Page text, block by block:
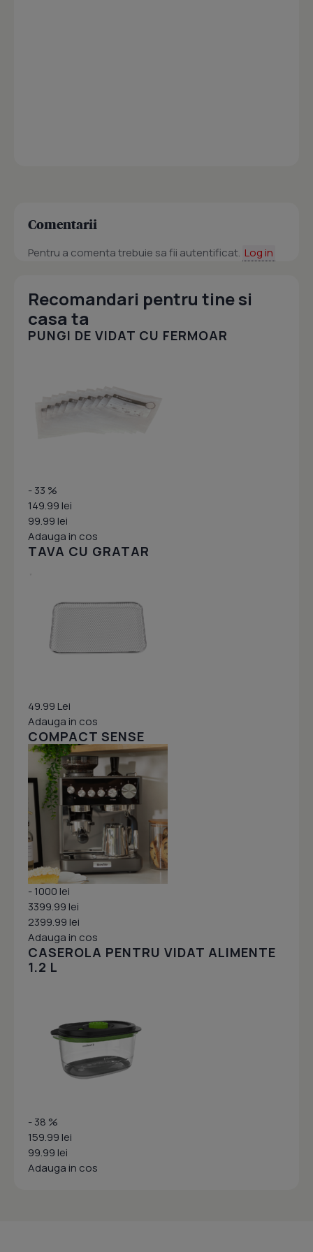
Comentarii
Pentru a comenta trebuie sa fii autentificat. Log in
Recomandari pentru tine si
casa ta
PUNGI DE VIDAT CU FERMOAR
- 33 %
149.99 lei
99.99 lei
Adauga in cos
TAVA CU GRATAR
49.99 Lei
Adauga in cos
COMPACT SENSE
- 1000 lei
3399.99 lei
2399.99 lei
Adauga in cos
CASEROLA PENTRU VIDAT ALIMENTE
1.2 L
- 38 %
159.99 lei
99.99 lei
Adauga in cos